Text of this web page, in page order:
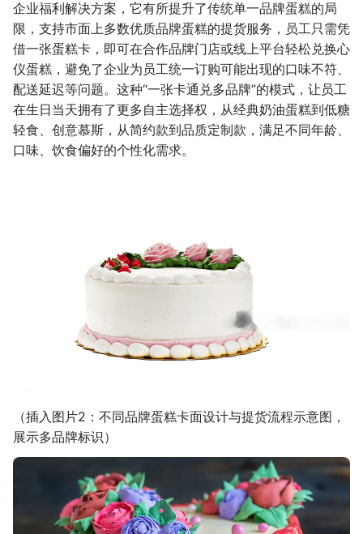
企业福利解决方案，它有所提升了传统单一品牌蛋糕的局
限，支持市面上多数优质品牌蛋糕的提货服务，员工只需凭
借一张蛋糕卡，即可在合作品牌门店或线上平台轻松兑换心
仪蛋糕，避免了企业为员工统一订购可能出现的口味不符、
配送延迟等问题。这种“一张卡通兑多品牌”的模式，让员工
在生日当天拥有了更多自主选择权，从经典奶油蛋糕到低糖
轻食、创意慕斯，从简约款到品质定制款，满足不同年龄、
口味、饮食偏好的个性化需求。
（插入图片2：不同品牌蛋糕卡面设计与提货流程示意图，
展示多品牌标识）